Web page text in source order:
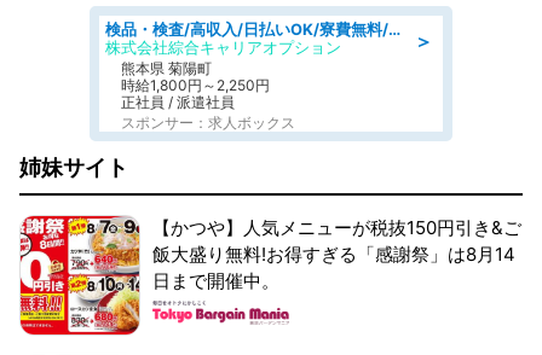
＞
検品・検査/高収入/日払いOK/寮費無料/日勤/20・30・40代活躍中
株式会社綜合キャリアオプション
熊本県 菊陽町
時給1,800円～2,250円
正社員 / 派遣社員
スポンサー：求人ボックス
姉妹サイト
【かつや】人気メニューが税抜150円引き&ご
飯大盛り無料!お得すぎる「感謝祭」は8月14
日まで開催中。